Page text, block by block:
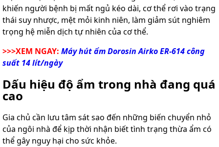
khiến người bệnh bị mất ngủ kéo dài, cơ thể rơi vào trạng
thái suy nhược, mệt mỏi kinh niên, làm giảm sút nghiêm
trọng hệ miễn dịch tự nhiên của cơ thể.
>>>XEM NGAY: Máy hút ẩm Dorosin Airko ER-614 công
suất 14 lít/ngày
Dấu hiệu độ ẩm trong nhà đang quá
cao
Gia chủ cần lưu tâm sát sao đến những biến chuyển nhỏ
của ngôi nhà để kịp thời nhận biết tình trạng thừa ẩm có
thể gây nguy hại cho sức khỏe.